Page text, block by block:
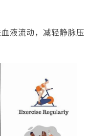
液流动，减轻静脉压